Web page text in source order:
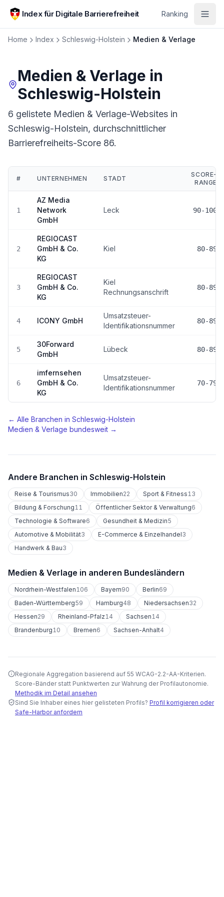
Zum Hauptinhalt springen
Index für Digitale Barrierefreiheit Ranking
Home Index Schleswig-Holstein Medien & Verlage
Medien & Verlage in
Schleswig-Holstein
6 gelistete Medien & Verlage-Websites in
Schleswig-Holstein, durchschnittlicher
Barrierefreiheits-Score 86.
Medien & Verlage
# UNTERNEHMEN STADT
SCORE-
RANGE
1
AZ Media
Network
GmbH
Leck 90-100
2
REGIOCAST
GmbH & Co.
KG
Kiel 80-89
3
REGIOCAST
GmbH & Co.
KG
Kiel
Rechnungsanschrift
80-89
4 ICONY GmbH
Umsatzsteuer-
Identifikationsnummer
80-89
5
30Forward
GmbH
Lübeck 80-89
6
imfernsehen
GmbH & Co.
KG
Umsatzsteuer-
Identifikationsnummer
70-79
← Alle Branchen in Schleswig-Holstein
Medien & Verlage bundesweit →
Andere Branchen in Schleswig-Holstein
Reise & Tourismus30 Immobilien22 Sport & Fitness13
Bildung & Forschung11 Öffentlicher Sektor & Verwaltung6
Technologie & Software6 Gesundheit & Medizin5
Automotive & Mobilität3 E-Commerce & Einzelhandel3
Handwerk & Bau3
Medien & Verlage in anderen Bundesländern
Nordrhein-Westfalen106 Bayern90 Berlin69
Baden-Württemberg59 Hamburg48 Niedersachsen32
Hessen29 Rheinland-Pfalz14 Sachsen14
Brandenburg10 Bremen6 Sachsen-Anhalt4
Regionale Aggregation basierend auf 55 WCAG-2.2-AA-Kriterien.
Score-Bänder statt Punktwerten zur Wahrung der Profilautonomie.
Methodik im Detail ansehen
Sind Sie Inhaber eines hier gelisteten Profils? Profil korrigieren oder
Safe-Harbor anfordern